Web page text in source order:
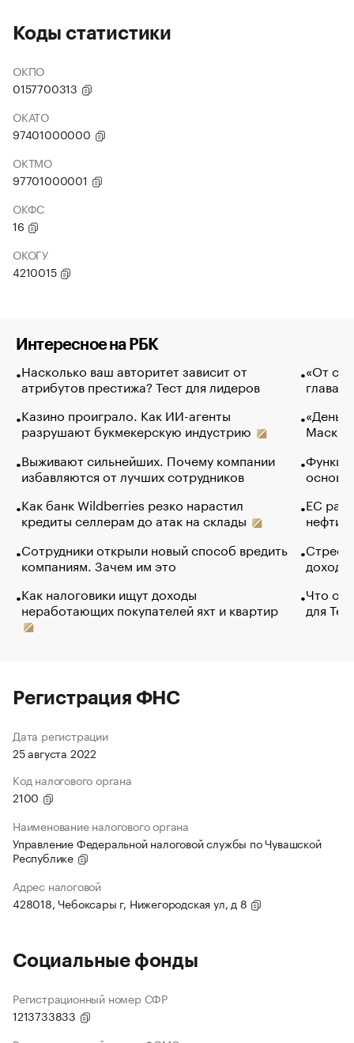
Коды статистики
ОКПО
0157700313
ОКАТО
97401000000
ОКТМО
97701000001
ОКФС
16
ОКОГУ
4210015
Интересное на РБК
Насколько ваш авторитет зависит от
атрибутов престижа? Тест для лидеров
Казино проиграло. Как ИИ-агенты
разрушают букмекерскую индустрию
Выживают сильнейших. Почему компании
избавляются от лучших сотрудников
Как банк Wildberries резко нарастил
кредиты селлерам до атак на склады
Сотрудники открыли новый способ вредить
компаниям. Зачем им это
Как налоговики ищут доходы
неработающих покупателей яхт и квартир
«От
глава
Маск в
основ
ЕС
нефти
Что
для
Регистрация ФНС
Дата регистрации
25 августа 2022
Код налогового органа
2100
Наименование налогового органа
Управление Федеральной налоговой службы по Чувашской
Республике
Адрес налоговой
428018, Чебоксары г, Нижегородская ул, д 8
Социальные фонды
Регистрационный номер СФР
1213733833